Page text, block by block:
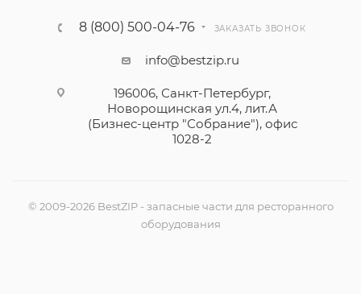
8 (800) 500-04-76 ЗАКАЗАТЬ ЗВОНОК
info@bestzip.ru
196006, Санкт-Петербург,
Новорощинская ул.4, лит.А
(Бизнес-центр "Собрание"), офис
1028-2
© 2009-2026 BestZIP - запасные части для ресторанного
оборудования